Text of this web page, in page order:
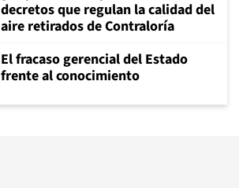
decretos que regulan la calidad del
aire retirados de Contraloría
El fracaso gerencial del Estado
frente al conocimiento